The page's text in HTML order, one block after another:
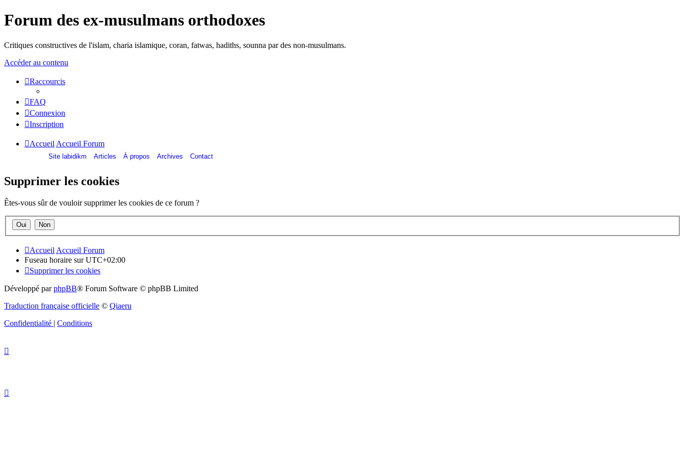
Forum des ex-musulmans orthodoxes
Critiques constructives de l'islam, charia islamique, coran, fatwas, hadiths, sounna par des non-musulmans.
Accéder au contenu
Raccourcis
FAQ
Connexion
Inscription
Accueil Accueil Forum
Site labidikm Articles À propos Archives Contact
Supprimer les cookies
Êtes-vous sûr de vouloir supprimer les cookies de ce forum ?
Accueil Accueil Forum
Fuseau horaire surUTC+02:00
Supprimer les cookies
Développé parphpBB® Forum Software © phpBB Limited
Traduction française officielle © Qiaeru
Confidentialité | Conditions